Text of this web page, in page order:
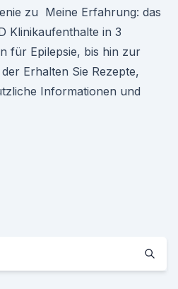
zu Meine Erfahrung: das
Klinikaufenthalte in 3
für Epilepsie, bis hin zur
Erhalten Sie Rezepte,
Informationen und